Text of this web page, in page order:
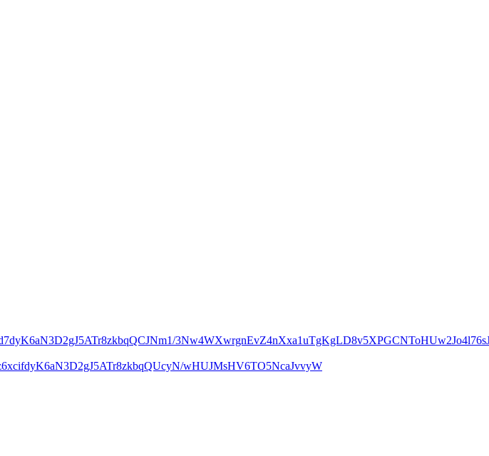
wHUJMsHV6TO5NcaJvvyW